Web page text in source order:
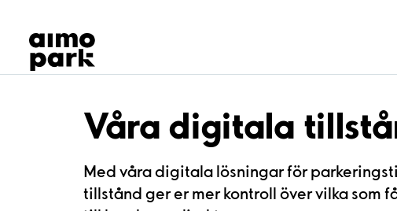
Hitta parkering
Samarbete
Kundservice
Om Aimo Park
Våra digitala
Med våra digitala lösningar för
tillstånd ger er mer kontroll över vilka som